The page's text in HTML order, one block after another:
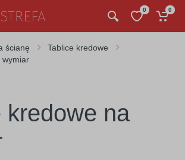
0 0
ścianę
Tablice kredowe
wymiar
kredowe na